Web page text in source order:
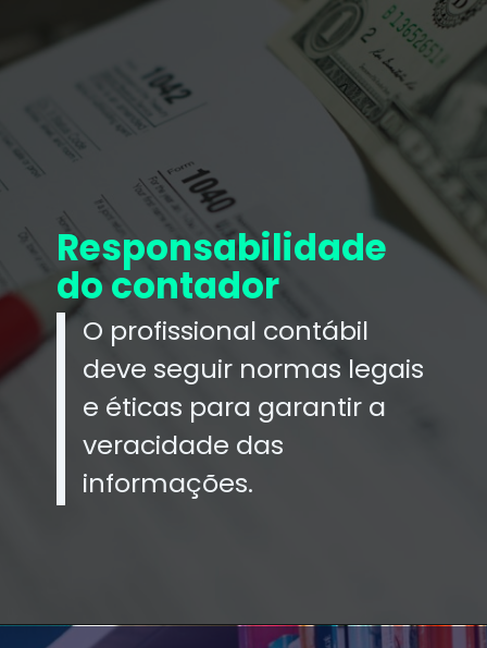
Responsabilidade
do contador
O profissional contábil
deve seguir normas legais
e éticas para garantir a
veracidade das
informações.